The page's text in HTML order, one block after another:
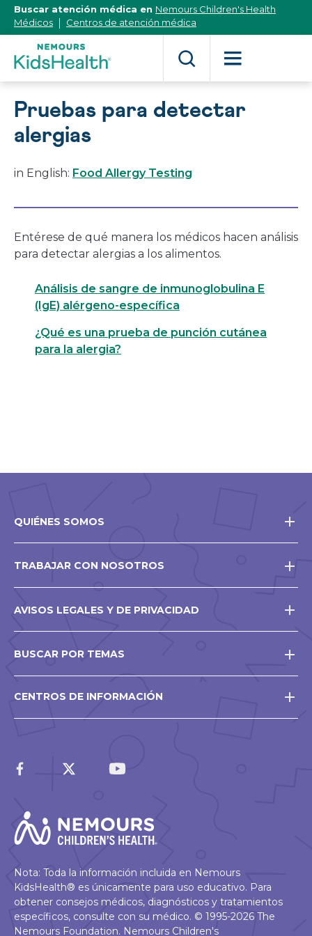
[Skip
Content]
Buscar atención médica en Nemours Children's Health
Médicos
Centros de atención médica
Pruebas para detectar
alergias
in English: Food Allergy Testing
Entérese de qué manera los médicos hacen análisis
para detectar alergias a los alimentos.
Análisis de sangre de inmunoglobulina E
(IgE) alérgeno-específica
¿Qué es una prueba de punción cutánea
para la alergia?
QUIÉNES SOMOS
TRABAJAR CON NOSOTROS
AVISOS LEGALES Y DE PRIVACIDAD
BUSCAR POR TEMAS
CENTROS DE INFORMACIÓN
Nota: Toda la información incluida en Nemours
KidsHealth® es únicamente para uso educativo. Para
obtener consejos médicos, diagnósticos y tratamientos
específicos, consulte con su médico. © 1995-2026 The
Nemours Foundation. Nemours Children's